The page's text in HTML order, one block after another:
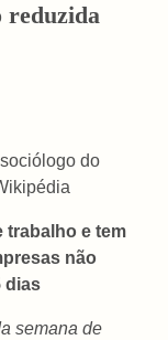
reduzida
do
trabalho e tem
não
dias
semana de